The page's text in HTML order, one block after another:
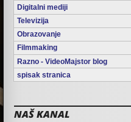
Digitalni mediji
Televizija
Obrazovanje
Filmmaking
Razno - VideoMajstor blog
spisak stranica
NAŠ KANAL